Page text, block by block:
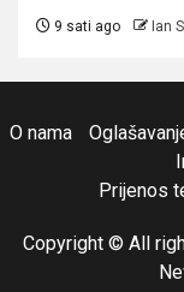
9 sati ago Ian
O nama
Prijenos
Copyright © All